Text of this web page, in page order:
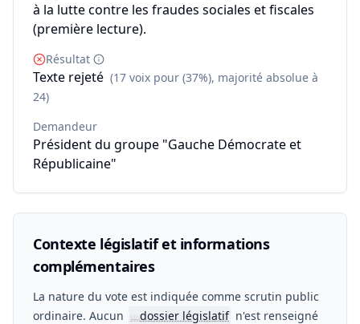
à la lutte contre les fraudes sociales et fiscales
(première lecture).
Résultat
Texte rejeté (17 voix pour (37%), majorité absolue à
24)
Demandeur
Président du groupe "Gauche Démocrate et
Républicaine"
Contexte législatif et informations
complémentaires
La nature du vote est indiquée comme scrutin public
ordinaire. Aucun
📖dossier législatif n'est renseigné